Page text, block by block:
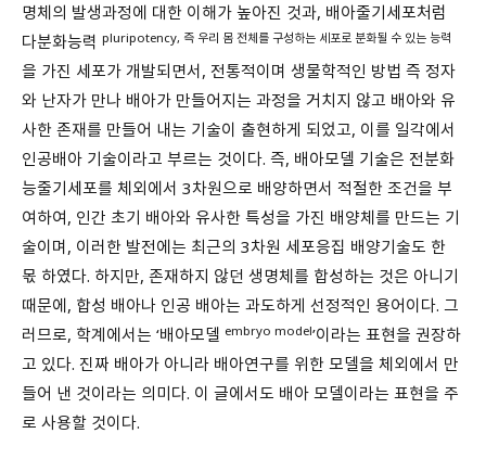
명체의 발생과정에 대한 이해가 높아진 것과, 배아줄기세포처럼
다분화능력 pluripotency, 즉 우리 몸 전체를 구성하는 세포로 분화될 수 있는 능력
을 가진 세포가 개발되면서, 전통적이며 생물학적인 방법 즉 정자
와 난자가 만나 배아가 만들어지는 과정을 거치지 않고 배아와 유
사한 존재를 만들어 내는 기술이 출현하게 되었고, 이를 일각에서
인공배아 기술이라고 부르는 것이다. 즉, 배아모델 기술은 전분화
능줄기세포를 체외에서 3차원으로 배양하면서 적절한 조건을 부
여하여, 인간 초기 배아와 유사한 특성을 가진 배양체를 만드는 기
술이며, 이러한 발전에는 최근의 3차원 세포응집 배양기술도 한
몫 하였다. 하지만, 존재하지 않던 생명체를 합성하는 것은 아니기
때문에, 합성 배아나 인공 배아는 과도하게 선정적인 용어이다. 그
러므로, 학계에서는 ‘배아모델 embryo model’이라는 표현을 권장하
고 있다. 진짜 배아가 아니라 배아연구를 위한 모델을 체외에서 만
들어 낸 것이라는 의미다. 이 글에서도 배아 모델이라는 표현을 주
로 사용할 것이다.